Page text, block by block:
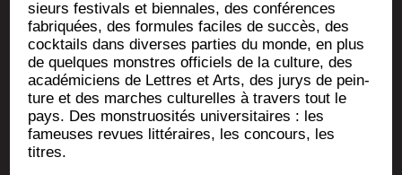
sieurs fes­ti­vals et bien­nales, des confé­rences
fabri­quées, des for­mules faciles de suc­cès, des
cock­tails dans diverses par­ties du monde, en plus
de quelques monstres offi­ciels de la culture, des
aca­dé­mi­ciens de Lettres et Arts, des jurys de pein­
ture et des marches cultu­relles à tra­vers tout le
pays. Des mons­truo­si­tés uni­ver­si­taires : les
fameuses revues lit­té­raires, les concours, les
titres.